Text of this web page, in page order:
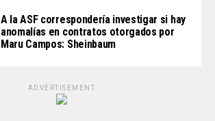
A la ASF correspondería investigar si hay
anomalías en contratos otorgados por
Maru Campos: Sheinbaum
ADVERTISEMENT